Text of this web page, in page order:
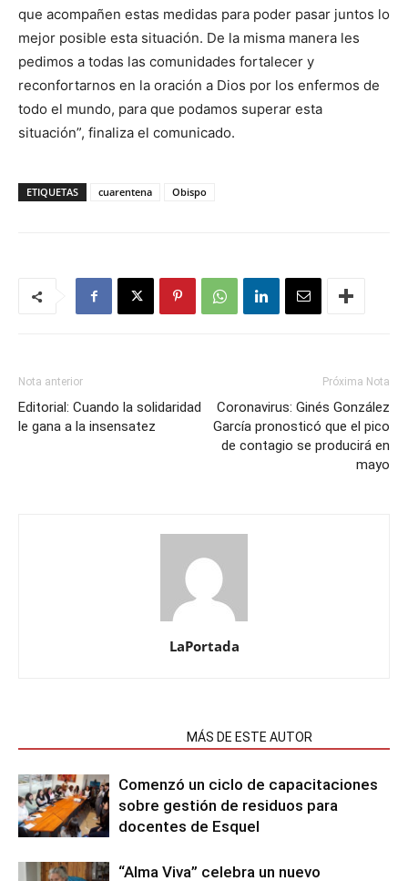
que acompañen estas medidas para poder pasar juntos lo
mejor posible esta situación. De la misma manera les
pedimos a todas las comunidades fortalecer y
reconfortarnos en la oración a Dios por los enfermos de
todo el mundo, para que podamos superar esta
situación”, finaliza el comunicado.
ETIQUETAS cuarentena Obispo
Nota anterior
Editorial: Cuando la solidaridad
le gana a la insensatez
Próxima Nota
Coronavirus: Ginés González
García pronosticó que el pico
de contagio se producirá en
mayo
LaPortada
MÁS DE ESTE AUTOR
Comenzó un ciclo de capacitaciones
sobre gestión de residuos para
docentes de Esquel
“Alma Viva” celebra un nuevo